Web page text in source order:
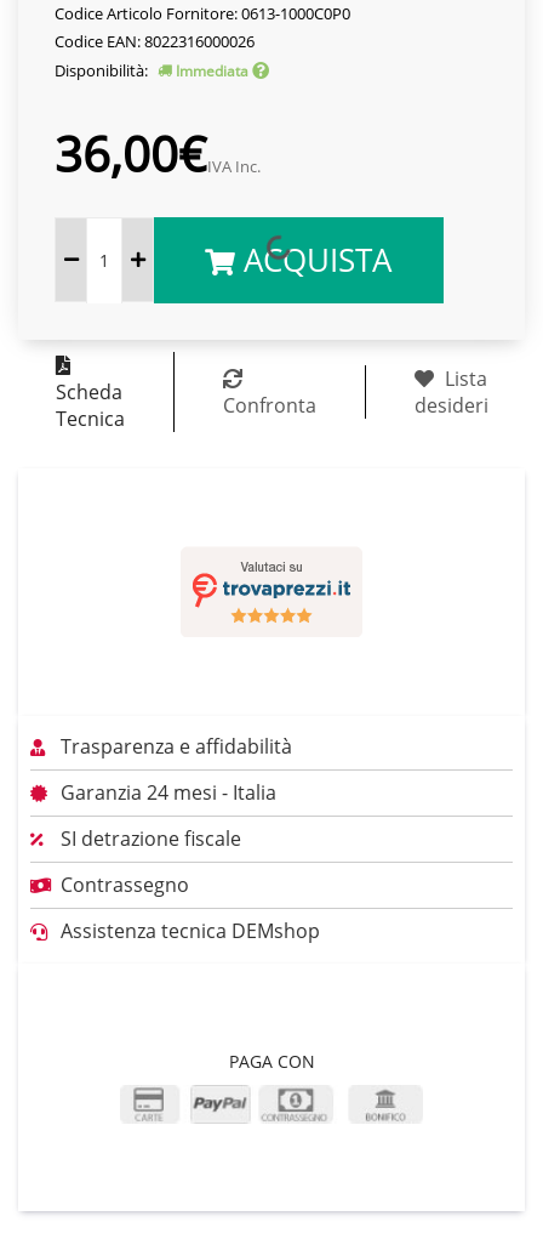
Codice Articolo Fornitore: 0613-1000C0P0
Codice EAN: 8022316000026
Disponibilità:
Immediata
36,00€IVA Inc.
ACQUISTA
Scheda
Tecnica
Confronta
Lista
desideri
Trasparenza e affidabilità
Garanzia 24 mesi - Italia
SI detrazione fiscale
Contrassegno
Assistenza tecnica DEMshop
PAGA CON